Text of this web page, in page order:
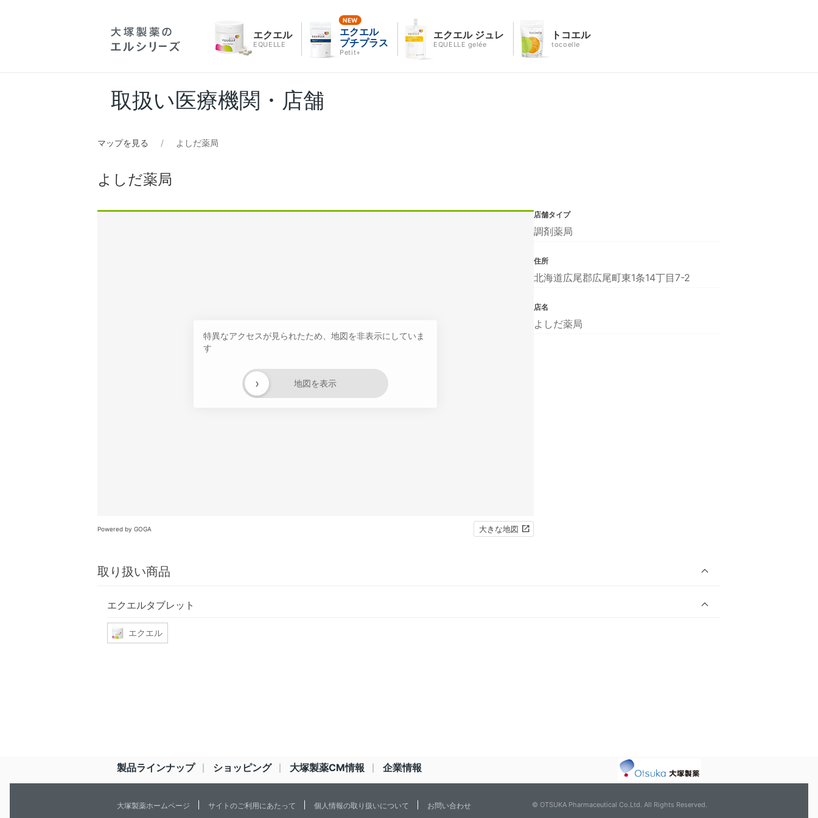
エクエル
EQUELLE
エクエル
プチプラス
Petit+
エクエル ジュレ
EQUELLE gelée
トコエル
tocoelle
取扱い医療機関・店舗
マップを見る よしだ薬局
よしだ薬局
特異なアクセスが見られたため、地図を非表示にしていま
す
地図を表示
›
Powered by GOGA 大きな地図
取り扱い商品
エクエルタブレット
エクエル
店舗タイプ
調剤薬局
住所
北海道広尾郡広尾町東1条14丁目7-2
店名
よしだ薬局
製品ラインナップ ショッピング 大塚製薬CM情報 企業情報
大塚製薬ホームページ サイトのご利用にあたって 個人情報の取り扱いについて お問い合わせ © OTSUKA Pharmaceutical Co.Ltd. All Rights Reserved.